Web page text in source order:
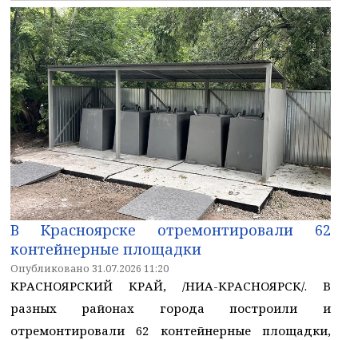
В Красноярске отремонтировали 62
контейнерные площадки
Опубликовано 31.07.2026 11:20
КРАСНОЯРСКИЙ КРАЙ, /НИА-КРАСНОЯРСК/. В
разных районах города построили и
отремонтировали 62 контейнерные площадки,